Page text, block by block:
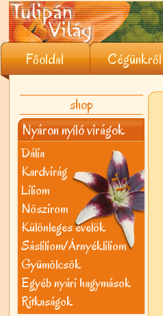
Főoldal Cégünkről
shop
Nyáron nyíló virágok
Dália
Kardvirág
Liliom
Nõszirom
Különleges évelõk
Sásliliom/Árnyékliliom
Gyümölcsök
Egyéb nyári hagymások
Ritkaságok